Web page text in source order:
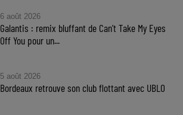
6 août 2026
Galantis : remix bluffant de Can’t Take My Eyes
Off You pour un...
5 août 2026
Bordeaux retrouve son club flottant avec UBLO